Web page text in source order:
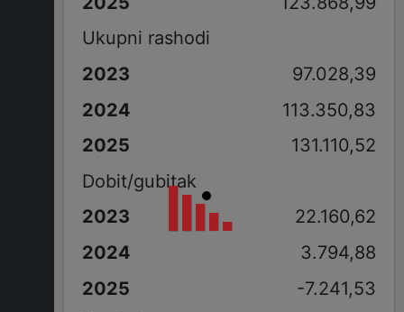
Ukupni rashodi
97.028,39
113.350,83
131.110,52
Dobit/gubitak
22.160,62
3.794,88
-7.241,53